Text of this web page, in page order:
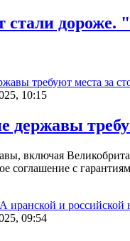
стали дороже.
10:15
державы
включая
соглашение с
09:54